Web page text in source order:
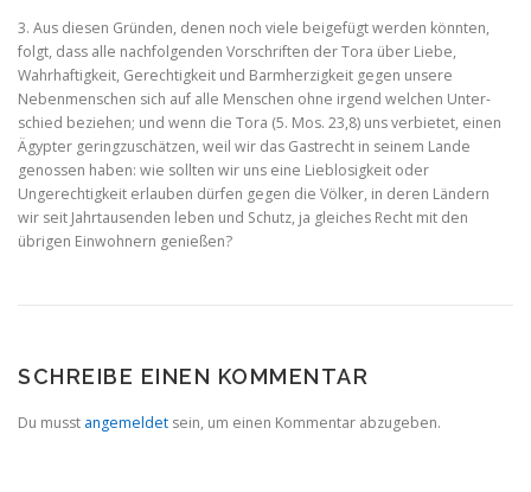
3. Aus diesen Gründen, denen noch viele beigefügt werden könnten,
folgt, dass alle nachfolgenden Vorschriften der Tora über Liebe,
Wahrhaftigkeit, Gerechtigkeit und Barmherzigkeit gegen unsere
Nebenmenschen sich auf alle Menschen ohne irgend welchen Unter­
schied beziehen; und wenn die Tora (5. Mos. 23,8) uns verbietet, einen
Ägypter geringzuschätzen, weil wir das Gastrecht in seinem Lande
genossen haben: wie sollten wir uns eine Lieblosigkeit oder
Ungerechtigkeit erlauben dürfen gegen die Völker, in deren Län­dern
wir seit Jahrtausenden leben und Schutz, ja gleiches Recht mit den
übrigen Einwohnern genießen?
SCHREIBE EINEN KOMMENTAR
Du musst angemeldet sein, um einen Kommentar abzugeben.